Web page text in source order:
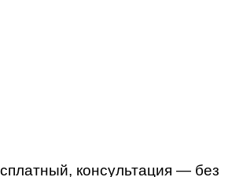
консультация — без